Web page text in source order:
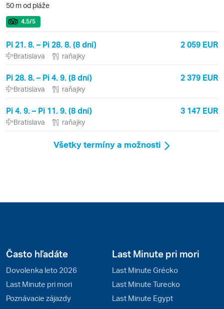
50 m od pláže
4.5/5
Pi 21. 8. – Pi 28. 8. (8 dní) 2 059 EUR
Bratislava raňajky
Pi 28. 8. – Pi 4. 9. (8 dní) 2 379 EUR
Bratislava raňajky
Pi 4. 9. – Pi 11. 9. (8 dní) 3 147 EUR
Bratislava raňajky
Všetky termíny a možnosti
Často hľadáte
Dovolenka leto 2026
Last Minute pri mori
Poznávacie zájazdy
Last Minute pri mori
Last Minute Grécko
Last Minute Turecko
Last Minute Egypt